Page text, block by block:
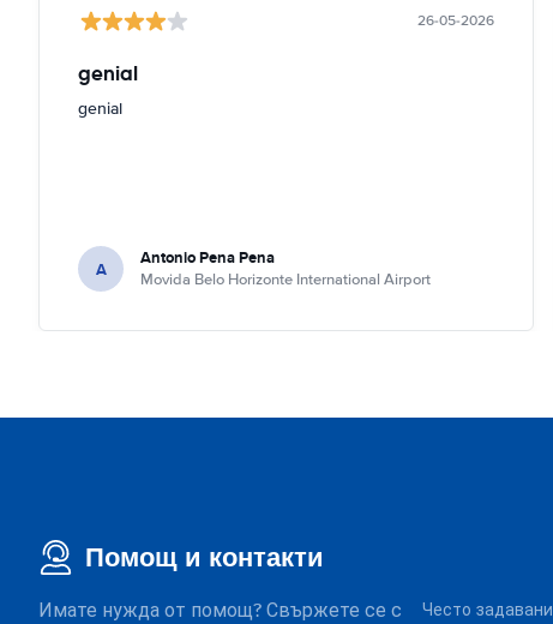
26-05-2026
genial
genial
A Antonio Pena Pena
Movida Belo Horizonte International Airport
Помощ и контакти
Имате нужда от помощ? Свържете се с Често